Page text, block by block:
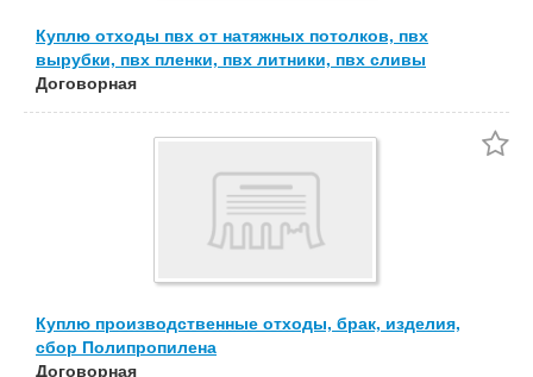
Куплю отходы пвх от натяжных потолков, пвх
вырубки, пвх пленки, пвх литники, пвх сливы
Договорная
Куплю производственные отходы, брак, изделия,
сбор Полипропилена
Договорная